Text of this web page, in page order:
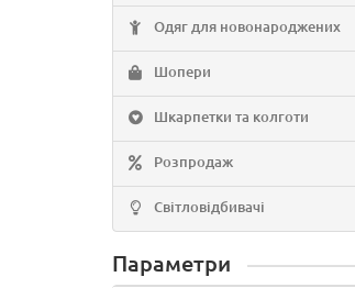
Одяг для новонароджених
Шопери
Шкарпетки та колготи
Розпродаж
Світловідбивачі
Параметри